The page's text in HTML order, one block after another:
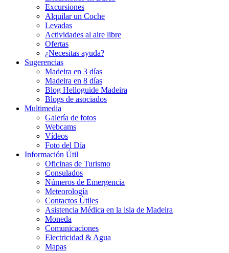
Excursiones
Alquilar un Coche
Levadas
Actividades al aire libre
Ofertas
¿Necesitas ayuda?
Sugerencias
Madeira en 3 días
Madeira en 8 días
Blog Helloguide Madeira
Blogs de asociados
Multimedia
Galería de fotos
Webcams
Vídeos
Foto del Día
Información Útil
Oficinas de Turismo
Consulados
Números de Emergencia
Meteorología
Contactos Útiles
Asistencia Médica en la isla de Madeira
Moneda
Comunicaciones
Electricidad & Agua
Mapas